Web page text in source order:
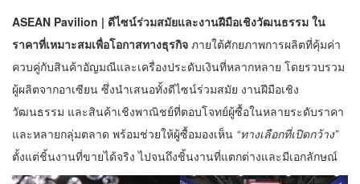
ASEAN Pavilion | ดีไซน์ร่วมสมัยและงานฝีมือเชิงวัฒนธรรม ใน
ราคาที่เหมาะสมเพื่อโอกาสทางธุรกิจ ภายใต้ศักยภาพการผลิตที่คุ้มค่า
ควบคู่กับสินค้าอัญมณีและเครื่องประดับเงินที่หลากหลาย โดยรวบรวม
ผู้ผลิตจากอาเซียน ซึ่งนำเสนอทั้งดีไซน์ร่วมสมัย งานฝีมือเชิง
วัฒนธรรม และสินค้าเชิงพาณิชย์ที่ตอบโจทย์ผู้ซื้อในหลายระดับราคา
และหลายกลุ่มตลาด พร้อมช่วยให้ผู้ซื้อมองเห็น “ทางเลือกที่เปิดกว้าง”
ตั้งแต่ชิ้นงานที่ขายได้จริง ไปจนถึงชิ้นงานที่แตกต่างและมีเอกลักษณ์